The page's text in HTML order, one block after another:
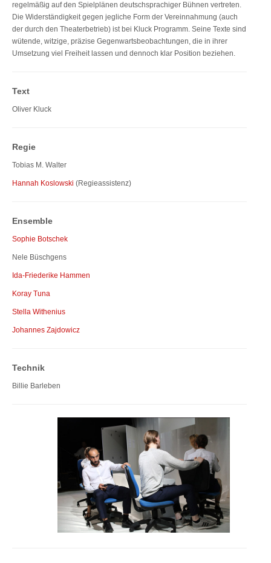
regelmäßig auf den Spielplänen deutschsprachiger Bühnen vertreten.
Die Widerständigkeit gegen jegliche Form der Vereinnahmung (auch
der durch den Theaterbetrieb) ist bei Kluck Programm. Seine Texte sind
wütende, witzige, präzise Gegenwartsbeobachtungen, die in ihrer
Umsetzung viel Freiheit lassen und dennoch klar Position beziehen.
Text
Oliver Kluck
Regie
Tobias M. Walter
Hannah Koslowski (Regieassistenz)
Ensemble
Sophie Botschek
Nele Büschgens
Ida-Friederike Hammen
Koray Tuna
Stella Withenius
Johannes Zajdowicz
Technik
Billie Barleben